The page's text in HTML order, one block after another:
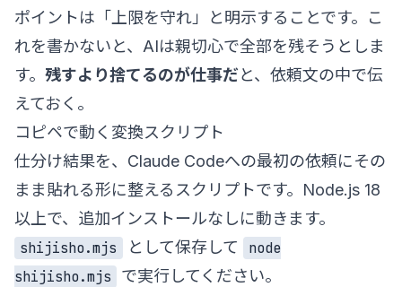
ポイントは「上限を守れ」と明示することです。こ
れを書かないと、AIは親切心で全部を残そうとしま
す。 残すより捨てるのが仕事だと、依頼文の中で伝
えておく。
コピペで動く変換スクリプト
仕分け結果を、Claude Codeへの最初の依頼にその
まま貼れる形に整えるスクリプトです。Node.js 18
以上で、追加インストールなしに動きます。
shijisho.mjs
として保存して
node
shijisho.mjs
で実行してください。